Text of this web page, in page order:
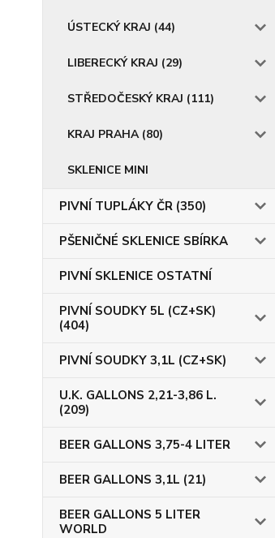
ÚSTECKÝ KRAJ (44)
LIBERECKÝ KRAJ (29)
STŘEDOČESKÝ KRAJ (111)
KRAJ PRAHA (80)
SKLENICE MINI
PIVNÍ TUPLÁKY ČR (350)
PŠENIČNÉ SKLENICE SBÍRKA
PIVNÍ SKLENICE OSTATNÍ
PIVNÍ SOUDKY 5L (CZ+SK)
(404)
PIVNÍ SOUDKY 3,1L (CZ+SK)
U.K. GALLONS 2,21-3,86 L.
(209)
BEER GALLONS 3,75-4 LITER
BEER GALLONS 3,1L (21)
BEER GALLONS 5 LITER
WORLD